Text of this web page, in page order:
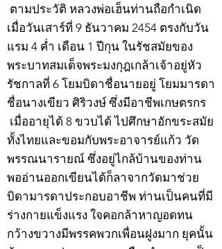
ตามประวัติ หลวงพ่อเฮ็นท่านถือกำเนิด
เมื่อวันเสาร์ที่ 9 ธันวาคม 2454 ตรงกับวัน
แรม 4 ค่ำ เดือน 1 ปีกุน ในรัชสมัยของ
พระบาทสมเด็จพระมงกุฎเกล้าเจ้าอยู่หัว
รัชกาลที่ 6 โยมบิดาชื่อนายอยู่ โยมมารดา
ชื่อนางเขียว ศิริวงษ์ ซึ่งมีอาชีพเกษตรกร
เมื่ออายุได้ 8 ขวบได้ ไปศึกษาอักขระสมัย
ทั้งไทยและขอมกับพระอาจารย์แก้ว วัด
พรรณนารายณ์ ซึ่งอยู่ไกล้บ้านของท่าน
พออ่านออกเขียนได้ก็ลาจากวัดมาช่วย
บิดามารดาประกอบอาชีพ ท่านเป็นคนที่มี
ร่างกายแข็งแรง ใจคอกล้าหาญอดทน
กว้างขวางมีพรรคพวกเพื่อนฝูงมาก ยุคนั้น